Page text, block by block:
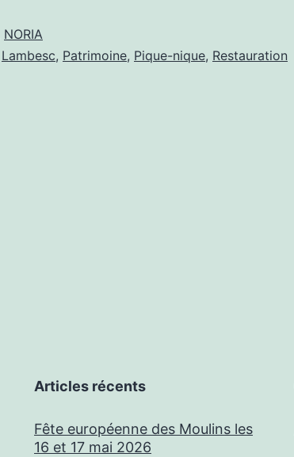
NORIA
Lambesc, Patrimoine, Pique-nique, Restauration
Articles récents
Fête européenne des Moulins les
16 et 17 mai 2026